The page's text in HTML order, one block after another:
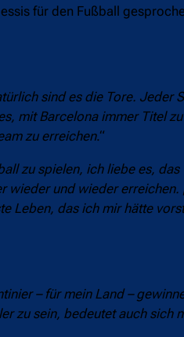
für den Fußball
sind es die Tore. Jeder
mit Barcelona immer Titel
zu erreichen.“
zu spielen, ich liebe es, das
wieder und wieder
Leben, das ich mir hätte
– für mein Land –
zu sein, bedeutet auch sich